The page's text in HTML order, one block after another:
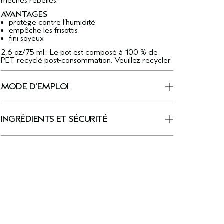
AVANTAGES
protège contre l’humidité
empêche les frisottis
fini soyeux
2,6 oz/75 ml : Le pot est composé à 100 % de
PET recyclé post-consommation. Veuillez recycler.
MODE D'EMPLOI
INGRÉDIENTS ET SÉCURITÉ